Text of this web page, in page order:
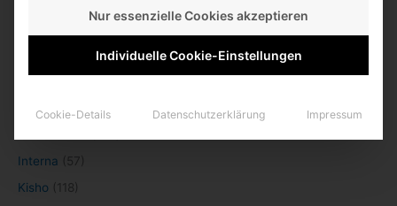
Kategorien
(35)
Interna (57)
Kisho (118)
Nur essenzielle Cookies akzeptieren
Individuelle Cookie-Einstellungen
Cookie-Details Datenschutzerklärung Impressum